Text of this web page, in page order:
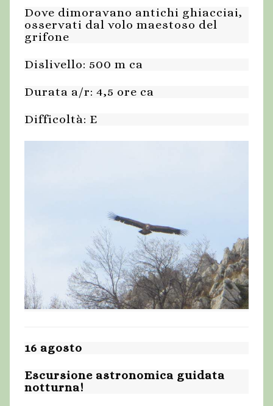
Dove dimoravano antichi ghiacciai,
osservati dal volo maestoso del
grifone
Dislivello: 500 m ca
Durata a/r: 4,5 ore ca
Difficoltà: E
16 agosto
Escursione astronomica guidata
notturna!